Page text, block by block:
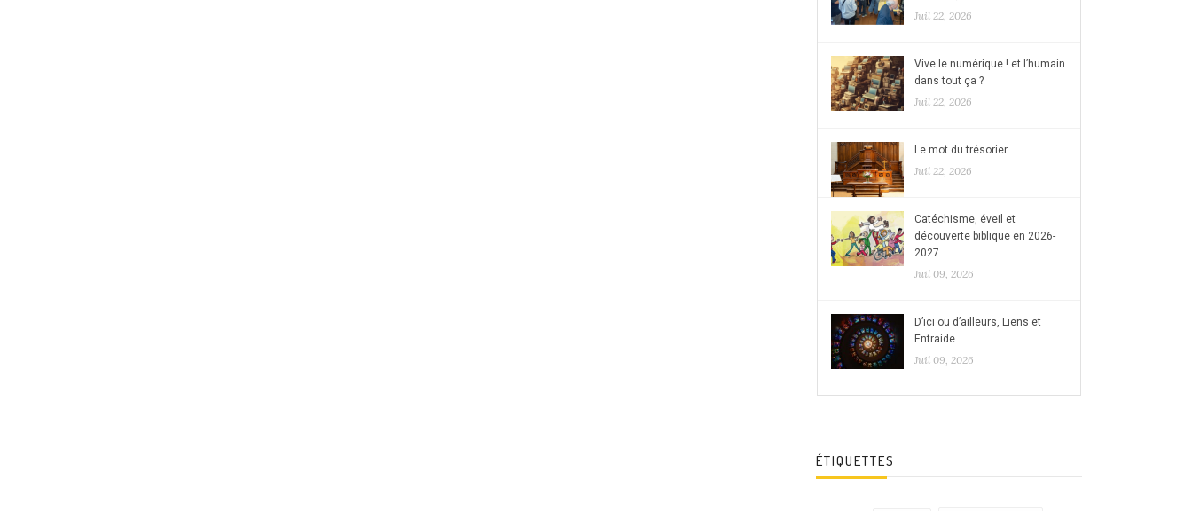
Juil 22, 2026
Vive le numérique ! et l’humain
dans tout ça ?
Juil 22, 2026
Le mot du trésorier
Juil 22, 2026
Catéchisme, éveil et
découverte biblique en 2026-
2027
Juil 09, 2026
D’ici ou d’ailleurs, Liens et
Entraide
Juil 09, 2026
ÉTIQUETTES